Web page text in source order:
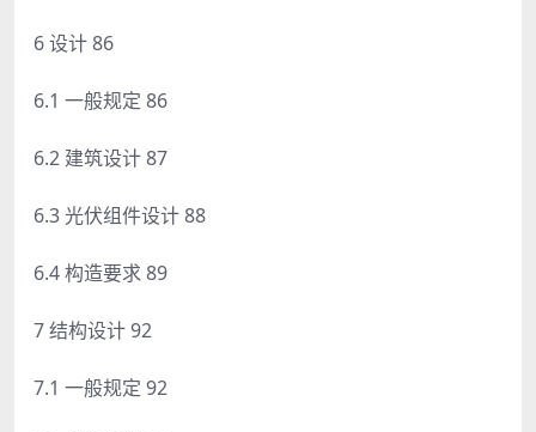
6 设计 86
6.1 一般规定 86
6.2 建筑设计 87
6.3 光伏组件设计 88
6.4 构造要求 89
7 结构设计 92
7.1 一般规定 92